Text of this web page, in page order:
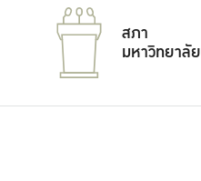
สภา
มหาวิทยาลัย